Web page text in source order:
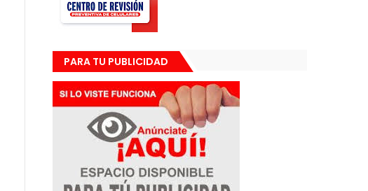
PARA TU PUBLICIDAD